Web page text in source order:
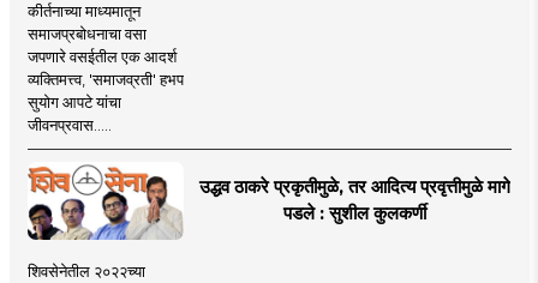
कीर्तनाच्या माध्यमातून
समाजप्रबोधनाचा वसा
जपणारे वसईतील एक आदर्श
व्यक्तिमत्त्व, 'समाजव्रती' हभप
सुयोग आपटे यांचा
जीवनप्रवास.....
उद्धव ठाकरे प्रकृतीमुळे, तर आदित्य प्रवृत्तीमुळे मागे
पडले : सुशील कुलकर्णी
शिवसेनेतील २०२२च्या